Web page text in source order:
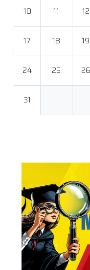
10 11 12
17 18 19
24 25 26
31